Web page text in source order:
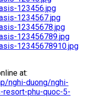
at:
nghi-duong/nghi-
phu-quoc-5-